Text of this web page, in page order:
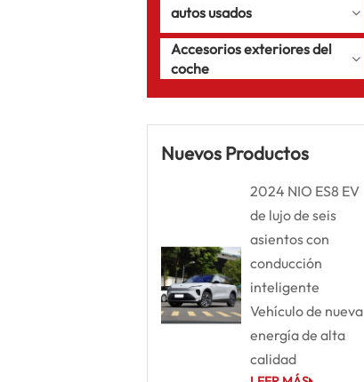
autos usados
Accesorios exteriores del
coche
Nuevos Productos
2024 NIO ES8 EV
de lujo de seis
asientos con
conducción
inteligente
Vehículo de nueva
energía de alta
calidad